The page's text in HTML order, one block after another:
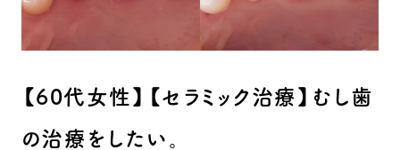
【60代女性】【セラミック治療】むし歯
の治療をしたい。